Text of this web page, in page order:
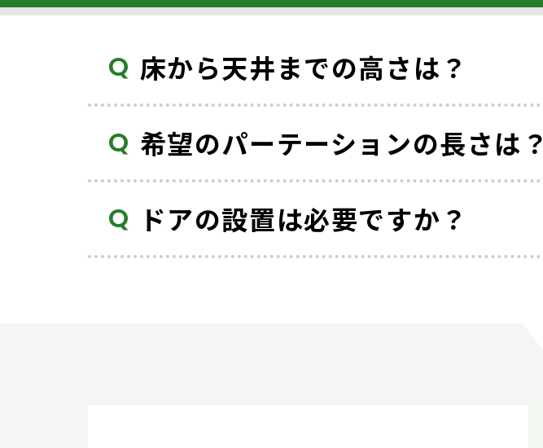
床から天井までの高さは？
希望のパーテーションの長さは？
ドアの設置は必要ですか？